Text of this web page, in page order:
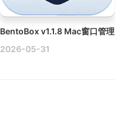
BentoBox v1.1.8 Mac窗口管理
2026-05-31